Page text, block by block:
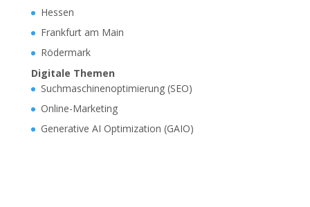
Hessen
Frankfurt am Main
Rödermark
Digitale Themen
Suchmaschinenoptimierung (SEO)
Online-Marketing
Generative AI Optimization (GAIO)